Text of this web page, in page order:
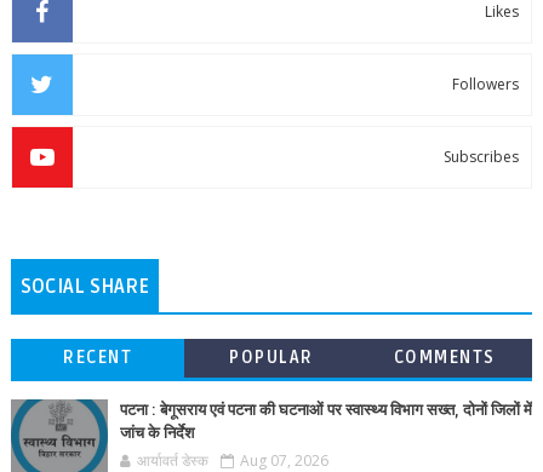
Likes
Followers
Subscribes
SOCIAL SHARE
RECENT POPULAR COMMENTS
पटना : बेगूसराय एवं पटना की घटनाओं पर स्वास्थ्य विभाग सख्त, दोनों जिलों में
जांच के निर्देश
आर्यावर्त डेस्क Aug 07, 2026